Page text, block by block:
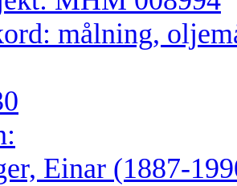
målning,
Einar (1887-